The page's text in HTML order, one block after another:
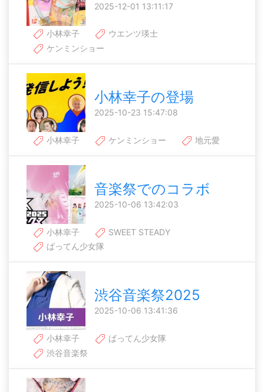
2025-12-01 13:11:17
小林幸子
ウエンツ瑛士
ケンミンショー
小林幸子の登場
2025-10-23 15:47:08
小林幸子 ケンミンショー 地元愛
音楽祭でのコラボ
2025-10-06 13:42:03
小林幸子
SWEET STEADY
ばってん少女隊
渋谷音楽祭2025
2025-10-06 13:41:36
小林幸子
ばってん少女隊
渋谷音楽祭